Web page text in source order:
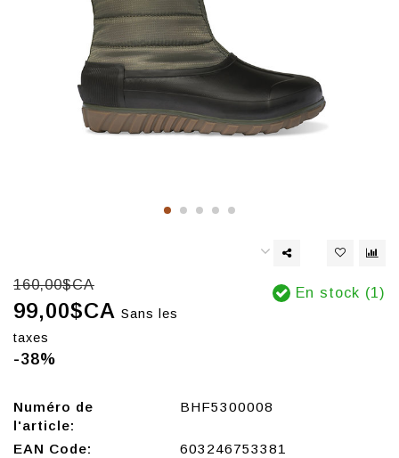
160,00$CA
99,00$CA Sans les
taxes
-38%
En stock (1)
Numéro de
l'article:
BHF5300008
EAN Code:
603246753381